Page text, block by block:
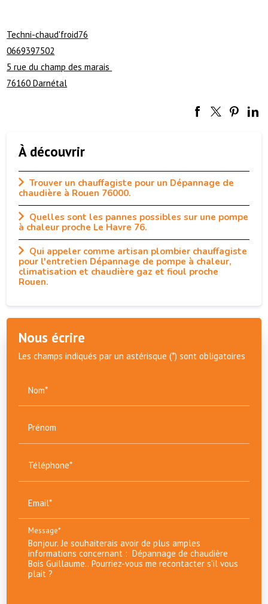
Techni-chaud'froid76
0669397502
5 rue du champ des marais
76160 Darnétal
À découvrir
Trouver un chauffagiste pour un Dépannage de
chaudière à Rouen 76000.
Quelles sont les pannes possibles sur une pompe
à chaleur proche Le Havre 76.
Qui appeler comme artisan plombier chauffagiste
pour l'entretien Dépannage de pompe à chaleur,
climatisation et chaudière gaz et fioul proche
Rouen.
Nous écrire
Les champs indiqués par un astérisque (*) sont obligatoires
Nom*
Prénom
Téléphone*
Email*
Message*